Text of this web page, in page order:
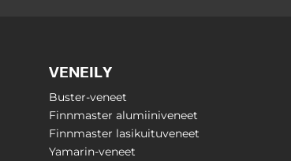
VENEILY
Buster-veneet
Finnmaster alumiiniveneet
Finnmaster lasikuituveneet
Yamarin-veneet